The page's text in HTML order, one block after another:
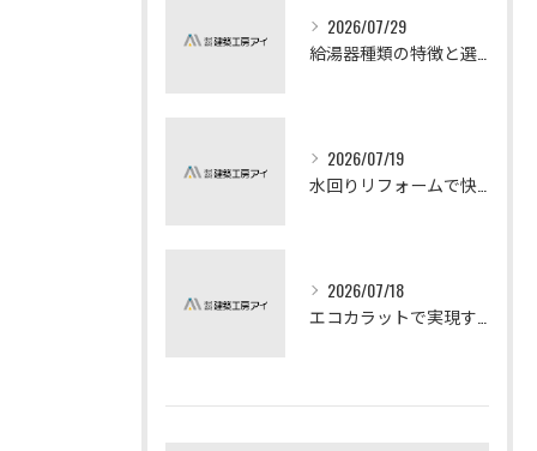
2026/07/29
2026/07/19
2026/07/18